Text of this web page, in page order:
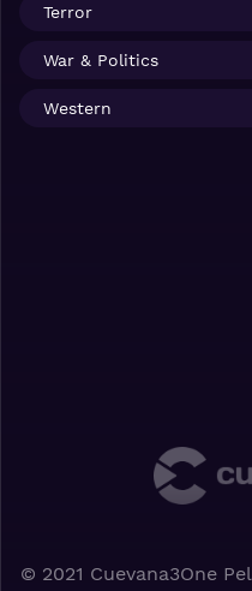
Terror
War & Politics
Western
© 2021 Cuevana3One